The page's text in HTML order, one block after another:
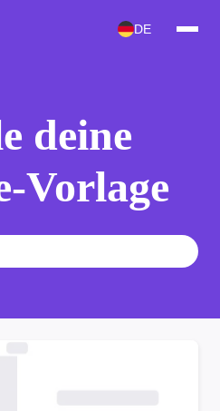
DE
deine
Vorlage